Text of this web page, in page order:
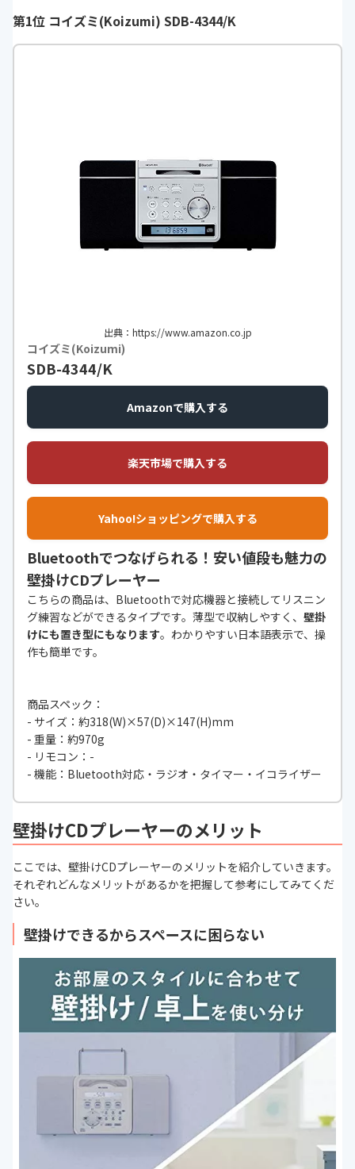
第1位 コイズミ(Koizumi) SDB-4344/K
出典：https://www.amazon.co.jp
コイズミ(Koizumi)
SDB-4344/K
Amazonで購入する
楽天市場で購入する
Yahoo!ショッピングで購入する
Bluetoothでつなげられる！安い値段も魅力の
壁掛けCDプレーヤー
こちらの商品は、Bluetoothで対応機器と接続してリスニン
グ練習などができるタイプです。薄型で収納しやすく、 壁掛
けにも置き型にもなります。わかりやすい日本語表示で、操
作も簡単です。
商品スペック：
- サイズ：約318(W)×57(D)×147(H)mm
- 重量：約970g
- リモコン：-
- 機能：Bluetooth対応・ラジオ・タイマー・イコライザー
壁掛けCDプレーヤーのメリット
ここでは、壁掛けCDプレーヤーのメリットを紹介していきます。
それぞれどんなメリットがあるかを把握して参考にしてみてくだ
さい。
壁掛けできるからスペースに困らない